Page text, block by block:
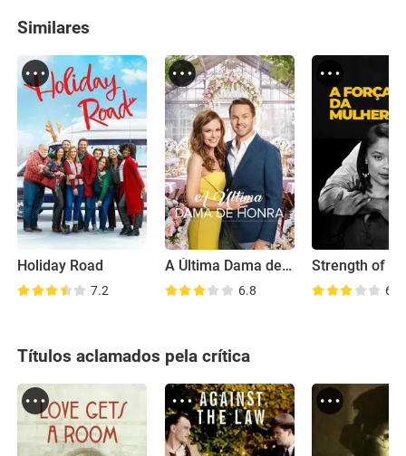
Similares
Holiday Road
7.2
A Última Dama de Honra
6.8 6.8
Títulos aclamados pela crítica